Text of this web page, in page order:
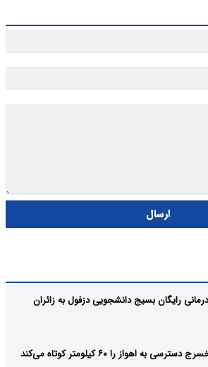
ارسال
رایگان بسیج دانشجویی دزفول به زائران
به اهواز را ۶۰ کیلومتر کوتاه می‌کند